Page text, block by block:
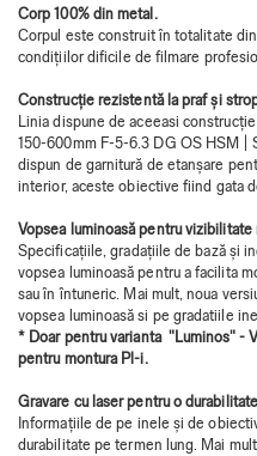
Corp 100% din metal.
Corpul este construit în totalitate
condițiilor dificile de filmare
Construcție rezistentă la praf și
Linia dispune de aceeasi
150-600mm F-5-6.3 DG OS HSM |
dispun de garnitură de etanșare
interior, aceste obiective fiind gata
Vopsea luminoasă pentru vizibilitate
Specificațiile, gradațiile de bază și
vopsea luminoasă pentru a facilita
sau în întuneric. Mai mult, noua
vopsea luminoasă si pe gradatiile
* Doar pentru varianta "Luminos" -
pentru montura Pl-i.
Gravare cu laser pentru o
Informațiile de pe inele și de
durabilitate pe termen lung. Mai